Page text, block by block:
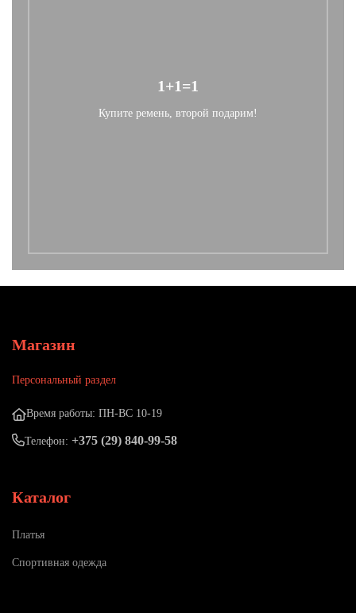
1+1=1
Купите ремень, второй подарим!
Магазин
Персональный раздел
Время работы: ПН-ВС 10-19
Телефон: +375 (29) 840-99-58
Каталог
Платья
Спортивная одежда